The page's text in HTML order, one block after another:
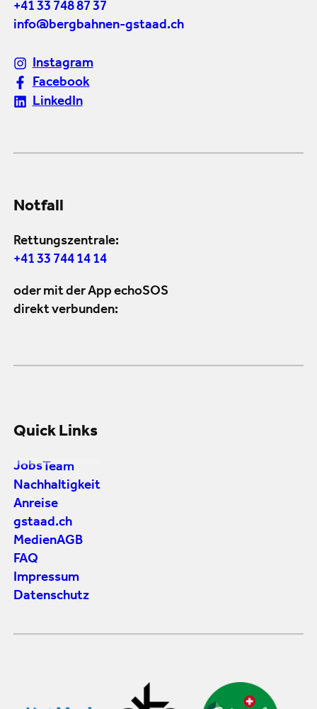
+41 33 748 87 37
info@bergbahnen-gstaad.ch
Instagram
Facebook
LinkedIn
Notfall
Rettungszentrale:
+41 33 744 14 14
oder mit der App echoSOS
direkt verbunden:
Quick Links
Jobs Team
Nachhaltigkeit
Anreise
gstaad.ch
MedienAGB
FAQ
Impressum
Datenschutz